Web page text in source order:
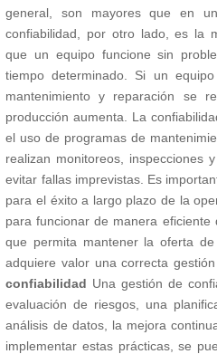
general, son mayores que en
confiabilidad, por otro lado, es la
que un equipo funcione sin
tiempo determinado. Si un
mantenimiento y reparación se
producción aumenta. La
el uso de programas de
realizan monitoreos, inspecciones
evitar fallas imprevistas. Es
para el éxito a largo plazo de la
para funcionar de manera
que permita mantener la oferta
adquiere valor una correcta
confiabilidad Una gestión de
evaluación de riesgos, una
análisis de datos, la mejora
implementar estas prácticas, se